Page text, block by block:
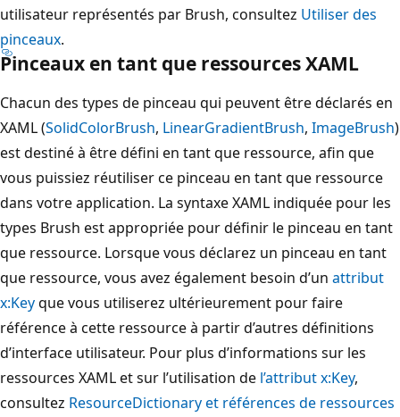
utilisateur représentés par Brush, consultez Utiliser des
pinceaux.
Pinceaux en tant que ressources XAML
Chacun des types de pinceau qui peuvent être déclarés en
XAML (SolidColorBrush, LinearGradientBrush, ImageBrush)
est destiné à être défini en tant que ressource, afin que
vous puissiez réutiliser ce pinceau en tant que ressource
dans votre application. La syntaxe XAML indiquée pour les
types Brush est appropriée pour définir le pinceau en tant
que ressource. Lorsque vous déclarez un pinceau en tant
que ressource, vous avez également besoin d’un attribut
x:Keyque vous utiliserez ultérieurement pour faire
référence à cette ressource à partir d’autres définitions
d’interface utilisateur. Pour plus d’informations sur les
ressources XAML et sur l’utilisation de l’attribut x:Key,
consultez ResourceDictionary et références de ressources